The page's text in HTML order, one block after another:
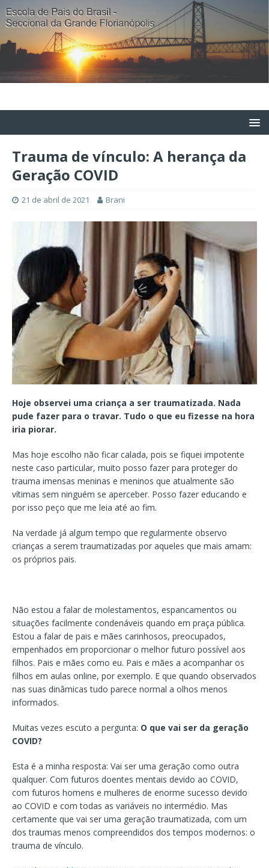
Trauma de vínculo: A herança da
Geração COVID
21 de abril de 2021 Brani
Hoje observei uma criança a ser traumatizada. Nada
pude fazer para o travar. Tudo o que eu fizesse na hora
iria piorar.
Mas hoje escolho não ficar calada, pois se fiquei impotente
neste caso particular, muito posso fazer para proteger do
trauma imensas meninas e meninos que atualmente são
vítimas sem ninguém se aperceber. Posso fazer educando e
por isso peço que me leia até ao fim.
Na verdade já algum tempo que regularmente observo
crianças a serem traumatizadas por aqueles que mais amam:
os próprios pais.
Não estou a falar de molestamentos, espancamentos ou
situações facilmente condenáveis quando em praça pública.
Estou a falar de pais e mães carinhosos, preocupados,
empenhados em proporcionar o melhor futuro possível aos
filhos. Pais e mães como eu. Pais e mães a acompanhar os
filhos em aulas online, por exemplo. E que quando observados
nas suas dinâmicas tudo parece normal a olhos menos
informados.
Muitas vezes escuto a pergunta: O que vai ser da geração
COVID?
Esta é a minha resposta: Vai ser uma geração como outra
qualquer. Com futuros doentes mentais devido ao COVID,
com futuros homens e mulheres de enorme sucesso devido
ao COVID e com todas as variáveis no intermédio. Mas
certamente que vai ser uma geração traumatizada, com um
dos traumas menos compreendidos dos tempos modernos: o
trauma de vínculo.